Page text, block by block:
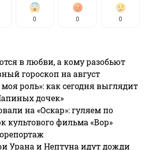
0 0 0
в любви, а кому разобьют
гороскоп на август
роль»: как сегодня выглядит
дочек»
на «Оскар»: гуляем по
культового фильма «Вор»
Урана и Нептуна идут дожди